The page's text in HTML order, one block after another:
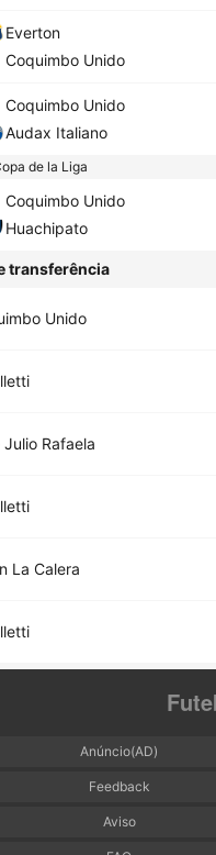
Everton
Coquimbo Unido
Coquimbo Unido
Audax Italiano
de la Liga
Coquimbo Unido
Huachipato
transferência
Unido
Rafaela
La Calera
Anúncio(AD)
Feedback
Aviso